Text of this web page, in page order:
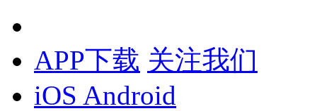
APP下载 关注我们
iOS Android